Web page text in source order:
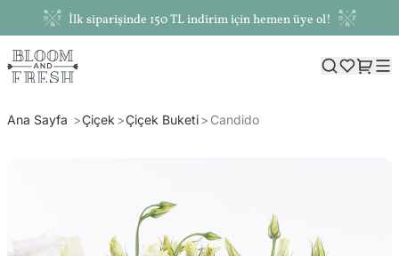
İlk siparişinde 150 TL indirim için hemen üye ol!
Ana Sayfa Çiçek Çiçek Buketi Candido